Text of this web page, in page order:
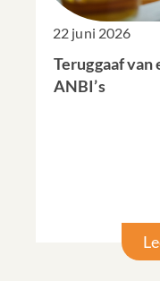
22 juni 2026
Teruggaaf
ANBI’s